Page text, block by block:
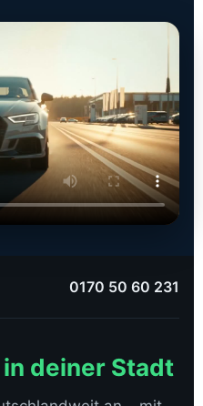
0170 50 60 231
in deiner Stadt